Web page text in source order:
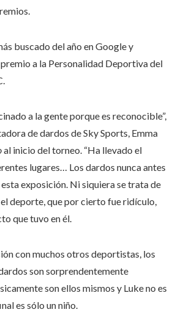
buscado del año en Google y
a la Personalidad Deportiva del
a la gente porque es reconocible”,
de dardos de Sky Sports, Emma
al inicio del torneo. “Ha llevado el
lugares… Los dardos nunca antes
exposición. Ni siquiera se trata de
el deporte, que por cierto fue ridículo,
que tuvo en él.
con muchos otros deportistas, los
son sorprendentemente
son ellos mismos y Luke no es
es sólo un niño.